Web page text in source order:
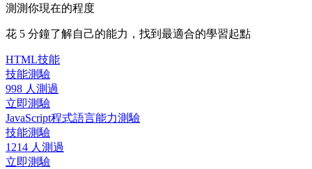
測測你現在的程度
花 5 分鐘了解自己的能力，找到最適合的學習起點
HTML技能
技能測驗
998 人測過
立即測驗
JavaScript程式語言能力測驗
技能測驗
1214 人測過
立即測驗